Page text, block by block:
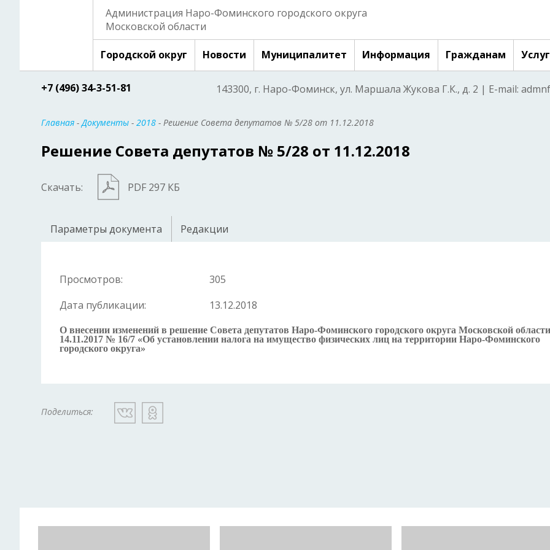
Администрация Наро-Фоминского городского округа
Московской области
Городской округ Новости Муниципалитет Информация Гражданам
+7 (496) 34-3-51-81 143300, г. Наро-Фоминск, ул. Маршала Жукова Г.К., д. 2 | E-mail:
Главная -Документы - 2018 - Решение Совета депутатов № 5/28 от 11.12.2018
Решение Совета депутатов № 5/28 от 11.12.2018
Скачать: PDF 297 КБ
Параметры документа Редакции
Просмотров:
305
Дата публикации:
13.12.2018
О внесении изменений в решение Совета депутатов Наро-Фоминского городского округа Московской
14.11.2017 № 16/7 «Об установлении налога на имущество физических лиц на территории Наро-Фоминского
городского округа»
Поделиться: